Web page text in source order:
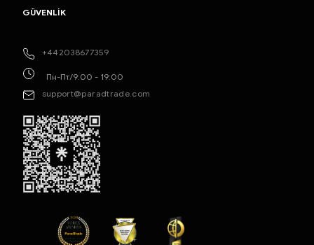
+442038677359
Пн-Пт/9:00 - 19:00
support@paradtrade.com
GÜVENLİK